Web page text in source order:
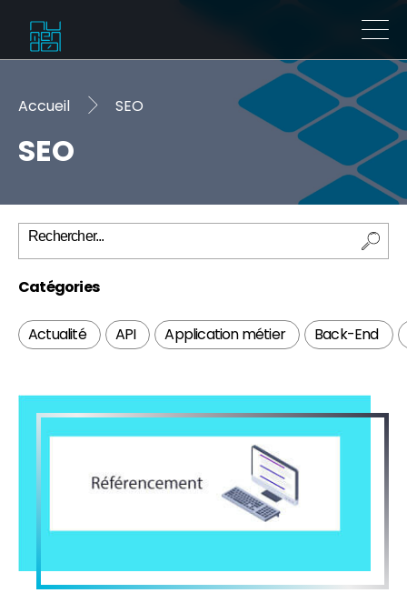
FR EN
Accueil SEO
SEO
Catégories
Actualité API Application métier Back-End